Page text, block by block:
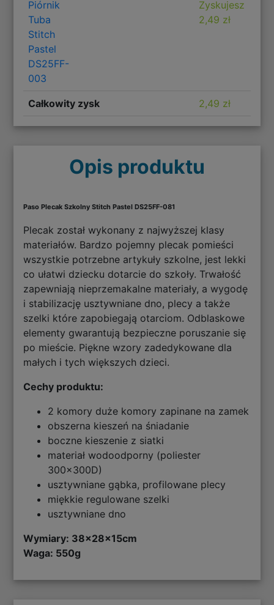
Piórnik
Tuba
Stitch
Pastel
DS25FF-
003
Zyskujesz
2,49 zł
Całkowity zysk 2,49 zł
Opis produktu
Paso Plecak Szkolny Stitch Pastel DS25FF-081
Plecak został wykonany z najwyższej klasy
materiałów. Bardzo pojemny plecak pomieści
wszystkie potrzebne artykuły szkolne, jest lekki
co ułatwi dziecku dotarcie do szkoły. Trwałość
zapewniają nieprzemakalne materiały, a wygodę
i stabilizację usztywniane dno, plecy a także
szelki które zapobiegają otarciom. Odblaskowe
elementy gwarantują bezpieczne poruszanie się
po mieście. Piękne wzory zadedykowane dla
małych i tych większych dzieci.
Cechy produktu:
2 komory duże komory zapinane na zamek
obszerna kieszeń na śniadanie
boczne kieszenie z siatki
materiał wodoodporny (poliester
300x300D)
usztywniane gąbka, profilowane plecy
miękkie regulowane szelki
usztywniane dno
Wymiary: 38x28x15cm
Waga: 550g